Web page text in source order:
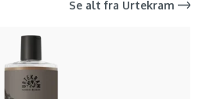
Se alt fra Urtekram